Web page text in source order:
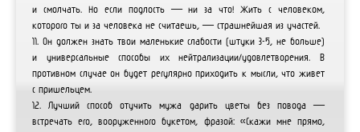
и смолчать. Но если подлость — ни за что! Жить с человеком,
которого ты и за человека не считаешь, — страшнейшая из участей.
11. Он должен знать твои маленькие слабости (штуки 3-5, не больше)
и универсальные способы их нейтрализации/удовлетворения. В
противном случае он будет регулярно приходить к мысли, что живет
с пришельцем.
12. Лучший способ отучить мужа дарить цветы без повода —
встречать его, вооруженного букетом, фразой: «Скажи мне прямо,